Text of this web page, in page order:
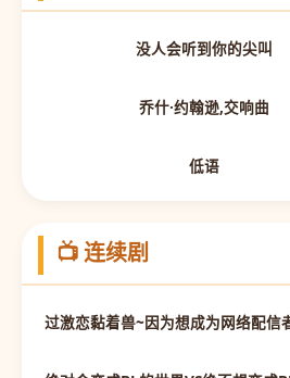
没人会听到你的尖叫
乔什·约翰逊,交响曲
低语
📺 连续剧